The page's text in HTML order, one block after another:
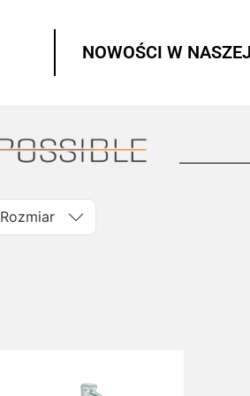
NOWOŚCI W
Rozmiar